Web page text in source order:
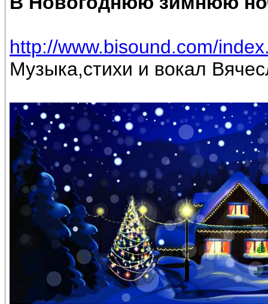
http://www.bisound.com/
Музыка,стихи и вокал